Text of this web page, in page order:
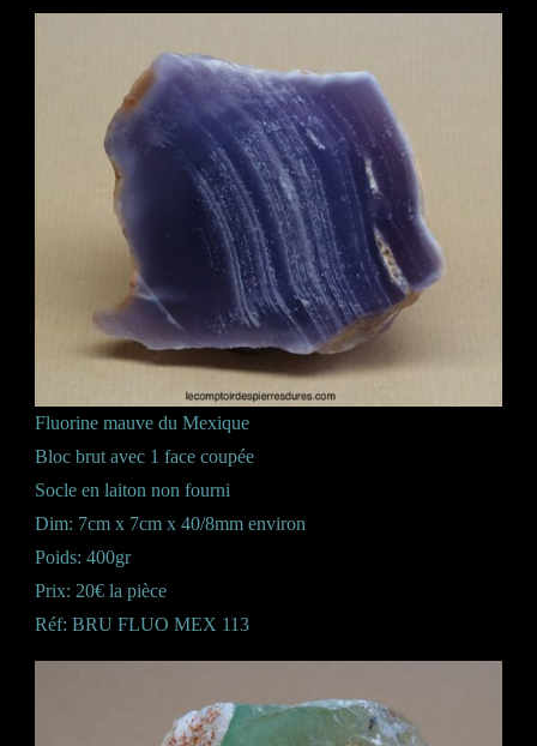
Fluorine mauve du Mexique
Bloc brut avec 1 face coupée
Socle en laiton non fourni
Dim: 7cm x 7cm x 40/8mm environ
Poids: 400gr
Prix: 20€ la pièce
Réf: BRU FLUO MEX 113